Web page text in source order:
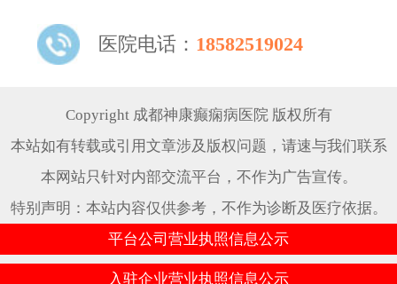
医院电话： 18582519024
Copyright 成都神康癫痫病医院 版权所有
本站如有转载或引用文章涉及版权问题，请速与我们联系
本网站只针对内部交流平台，不作为广告宣传。
特别声明：本站内容仅供参考，不作为诊断及医疗依据。
平台公司营业执照信息公示
入驻企业营业执照信息公示